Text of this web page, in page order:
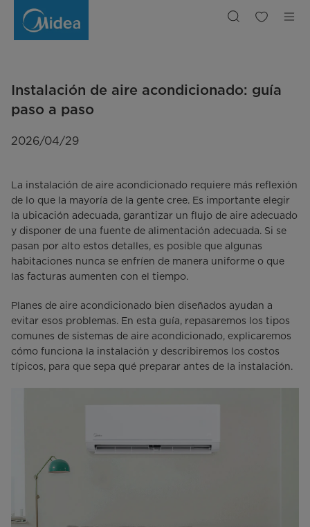
Acondicionado:
Instalación de aire acondicionado: guía
paso a paso
2026/04/29
La instalación de aire acondicionado requiere más reflexión
de lo que la mayoría de la gente cree. Es importante elegir
la ubicación adecuada, garantizar un flujo de aire adecuado
y disponer de una fuente de alimentación adecuada. Si se
pasan por alto estos detalles, es posible que algunas
habitaciones nunca se enfríen de manera uniforme o que
las facturas aumenten con el tiempo.
Planes de aire acondicionado bien diseñados ayudan a
evitar esos problemas. En esta guía, repasaremos los tipos
comunes de sistemas de aire acondicionado, explicaremos
cómo funciona la instalación y describiremos los costos
típicos, para que sepa qué preparar antes de la instalación.